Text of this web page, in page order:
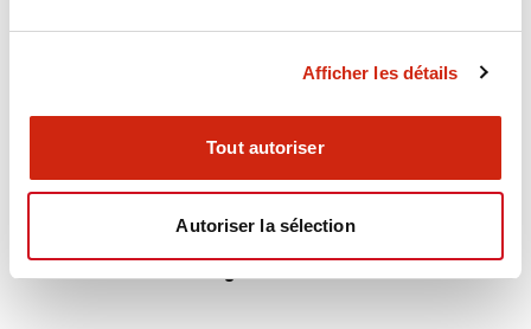
Afficher les détails
Tout autoriser
Autoriser la sélection
Affichage 1 de 1 Produits